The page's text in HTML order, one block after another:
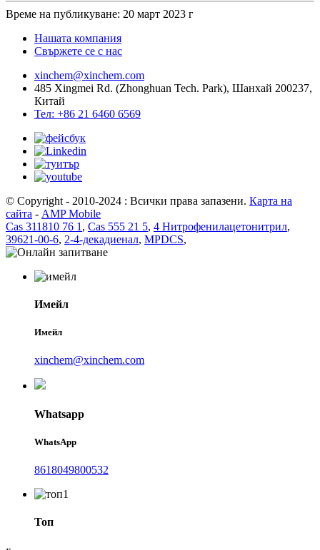
Време на публикуване: 20 март 2023 г
Нашата компания
Свържете се с нас
xinchem@xinchem.com
485 Xingmei Rd. (Zhonghuan Tech. Park), Шанхай 200237,
Китай
Тел: +86 21 6460 6569
© Copyright - 2010-2024 : Всички права запазени. Карта на
сайта - AMP Mobile
Cas 311810 76 1 , Cas 555 21 5, 4 Нитрофенилацетонитрил,
39621-00-6, 2-4-декадиенал, MPDCS,
Имейл
Имейл
xinchem@xinchem.com
Whatsapp
WhatsApp
8618049800532
Топ